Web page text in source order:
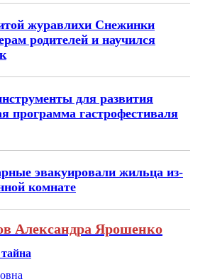
журавлихи Снежинки
родителей и научился
для развития
программа гастрофестиваля
эвакуировали жильца из-
комнате
Александра Ярошенко